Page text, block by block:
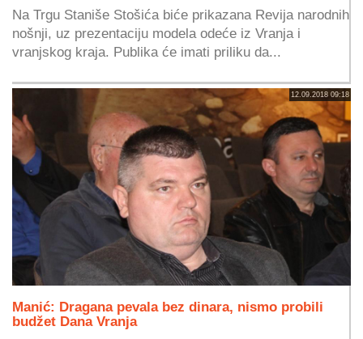
Na Trgu Staniše Stošića biće prikazana Revija narodnih
nošnji, uz prezentaciju modela odeće iz Vranja i
vranjskog kraja. Publika će imati priliku da...
12.09.2018 09:18
Manić: Dragana pevala bez dinara, nismo probili
budžet Dana Vranja